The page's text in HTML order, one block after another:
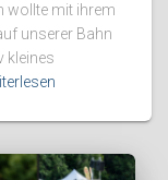
wollte mit ihrem
unserer Bahn
kleines